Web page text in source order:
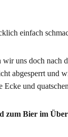
einfach
wir uns doch nach
abgesperrt und
Ecke und
zum Bier im